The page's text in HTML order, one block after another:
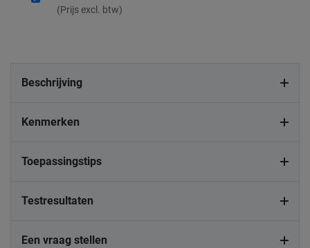
(Prijs excl. btw)
Beschrijving
Kenmerken
Toepassingstips
Testresultaten
Een vraag stellen